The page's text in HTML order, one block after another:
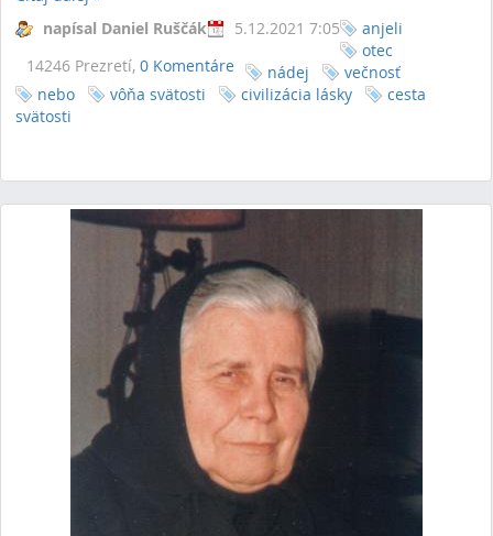
napísal Daniel Ruščák
5.12.2021 7:05
14246 Prezretí, 0 Komentáre
anjeli
otec
nádej
večnosť
nebo
vôňa svätosti civilizácia lásky
cesta
svätosti